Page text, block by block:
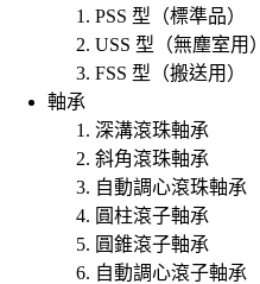
PSS 型（標準品）
USS 型（無塵室用）
FSS 型（搬送用）
軸承
深溝滾珠軸承
斜角滾珠軸承
自動調心滾珠軸承
圓柱滾子軸承
圓錐滾子軸承
自動調心滾子軸承